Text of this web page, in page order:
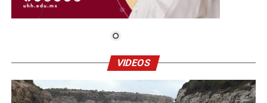
VIDEOS